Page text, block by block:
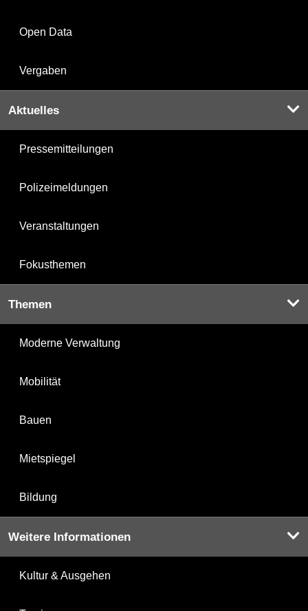
Open Data
Vergaben
Aktuelles
Pressemitteilungen
Polizeimeldungen
Veranstaltungen
Fokusthemen
Themen
Moderne Verwaltung
Mobilität
Bauen
Mietspiegel
Bildung
Weitere Informationen
Kultur & Ausgehen